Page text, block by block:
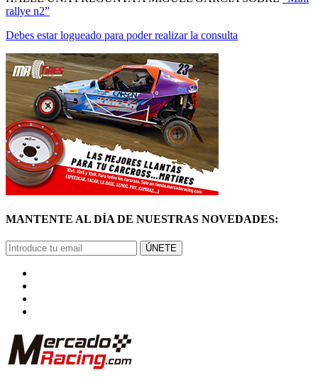
Debes estar logueado para poder realizar la consulta
© Mercadoracing 2026 Todos los derechos reservados